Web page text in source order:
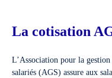
La cotisation
L’Association pour la
salariés (AGS) assure aux